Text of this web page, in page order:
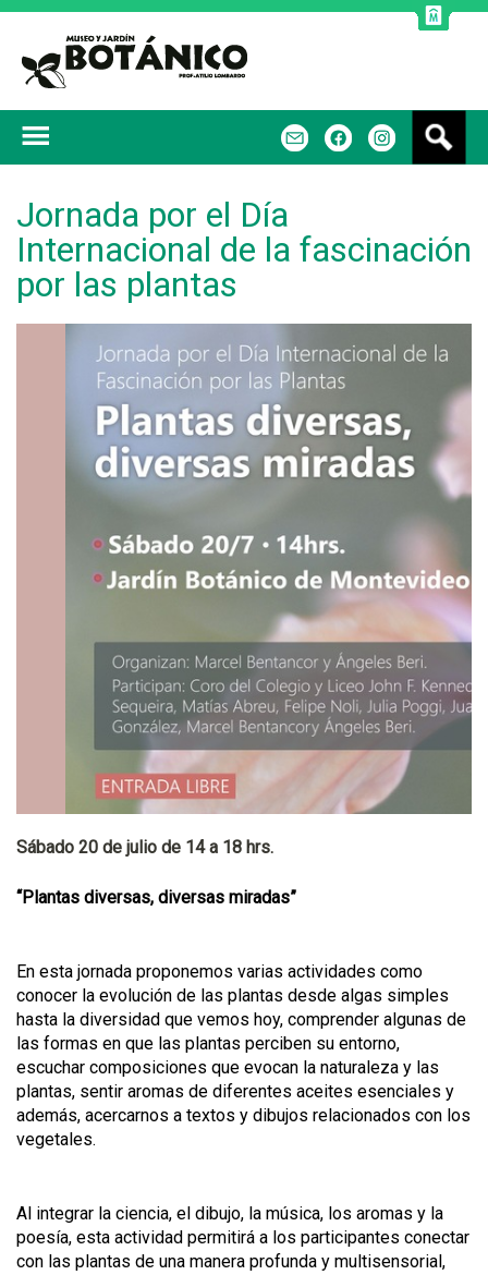
Jornada por el Día
Internacional de la fascinación
por las plantas
Sábado 20 de julio de 14 a 18 hrs.
“Plantas diversas, diversas miradas”
En esta jornada proponemos varias actividades como
conocer la evolución de las plantas desde algas simples
hasta la diversidad que vemos hoy, comprender algunas de
las formas en que las plantas perciben su entorno,
escuchar composiciones que evocan la naturaleza y las
plantas, sentir aromas de diferentes aceites esenciales y
además, acercarnos a textos y dibujos relacionados con los
vegetales.
Al integrar la ciencia, el dibujo, la música, los aromas y la
poesía, esta actividad permitirá a los participantes conectar
con las plantas de una manera profunda y multisensorial,
s
r